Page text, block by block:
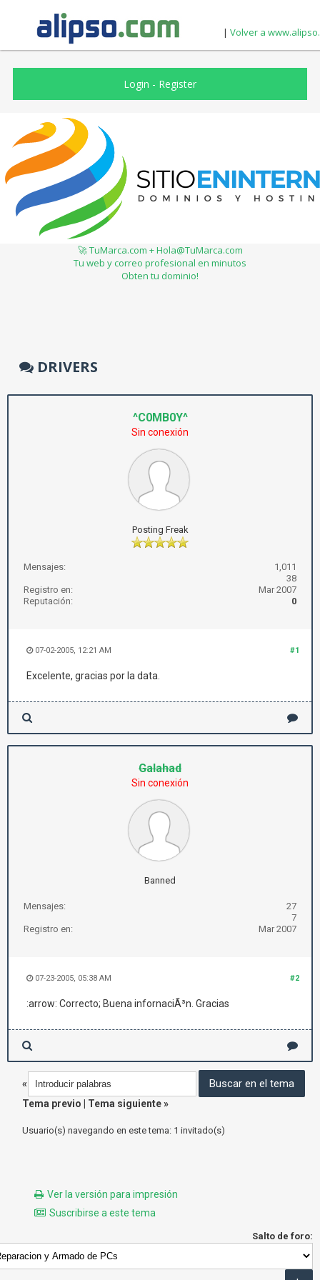
| Volver a
Login - Register
🚀 TuMarca.com + Hola@TuMarca.com
Tu web y correo profesional en minutos
Obten tu dominio!
DRIVERS
^C0MB0Y^
Sin conexión
Posting Freak
Mensajes:
1,011
38
Registro en:
Mar 2007
Reputación:
0
#1
07-02-2005, 12:21 AM
Excelente, gracias por la data.
Galahad
Sin conexión
Banned
Mensajes:
27
7
Registro en:
Mar 2007
#2
07-23-2005, 05:38 AM
:arrow: Correcto; Buena infornaciÃ³n. Gracias
«
Tema previo
Tema siguiente»
Usuario(s) navegando en este tema: 1 invitado(s)
Ver la versión para impresión
Suscribirse a este tema
Salto de foro: